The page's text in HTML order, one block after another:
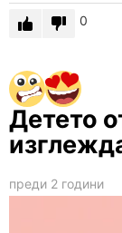
0
Детето
преди 2 години